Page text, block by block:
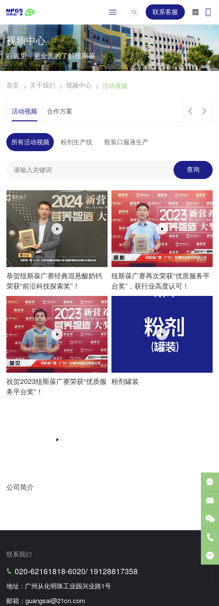
联系客服
视频中心
在这里，更全面的了解纽斯葆
首页 > 关于我们 > 视频中心 > 活动视频
活动视频 合作方案
所有活动视频 粉剂生产线 瓶装口服液生产
恭贺纽斯葆广赛经典混悬酸奶钙
荣获“前沿科技探索奖”！
纽斯葆广赛再次荣获“优质服务平
台奖”，获行业高度认可！
祝贺2023纽斯葆广赛荣获“优质服
务平台奖”！
粉剂罐装
公司简介
联系我们
020-62161818-6020/ 19128817358
地址 : 广州从化明珠工业园兴业路1号
邮箱：guangsai@21cn.com